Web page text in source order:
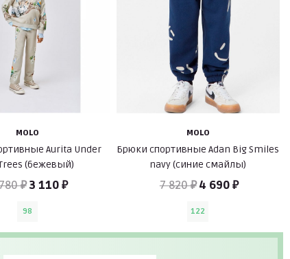
MOLO
Aurita Under
(бежевый)
₽3 110 ₽
98
MOLO
Брюки спортивные Adan Big Smiles
navy (синие смайлы)
7 820 ₽ 4 690 ₽
122